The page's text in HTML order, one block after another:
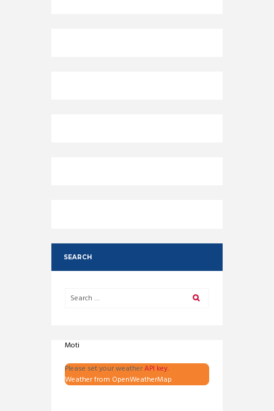
SEARCH
Moti
Please set your weatherAPI key.
Weather from OpenWeatherMap